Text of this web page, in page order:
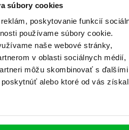
súbory cookies
poskytovanie funkcií
používame súbory cookie.
naše webové stránky,
v oblasti sociálnych médií,
môžu skombinovať s ďalšími
alebo ktoré od vás